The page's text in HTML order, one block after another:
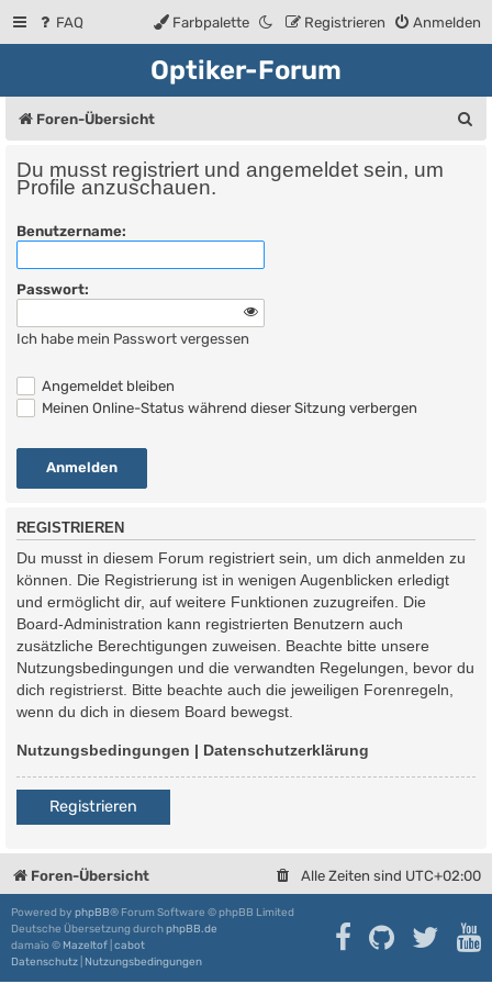
FAQ Anmelden
Registrieren
Farbpalette
Optiker-Forum
Foren-Übersicht
Du musst registriert und angemeldet sein, um
Profile anzuschauen.
Benutzername:
Passwort:
Ich habe mein Passwort vergessen
Angemeldet bleiben
Meinen Online-Status während dieser Sitzung verbergen
REGISTRIEREN
Du musst in diesem Forum registriert sein, um dich anmelden zu
können. Die Registrierung ist in wenigen Augenblicken erledigt
und ermöglicht dir, auf weitere Funktionen zuzugreifen. Die
Board-Administration kann registrierten Benutzern auch
zusätzliche Berechtigungen zuweisen. Beachte bitte unsere
Nutzungsbedingungen und die verwandten Regelungen, bevor du
dich registrierst. Bitte beachte auch die jeweiligen Forenregeln,
wenn du dich in diesem Board bewegst.
Nutzungsbedingungen | Datenschutzerklärung
Registrieren
Foren-Übersicht Alle Zeiten sind UTC+02:00
Powered by phpBB® Forum Software © phpBB Limited
Deutsche Übersetzung durchphpBB.de
damaïo © Mazeltof cabot
Datenschutz Nutzungsbedingungen